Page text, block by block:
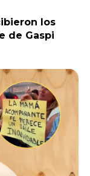
los
de Gaspi